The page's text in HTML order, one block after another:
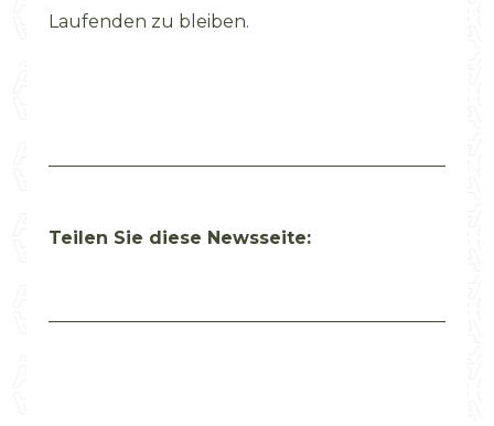
Laufenden zu bleiben.
Teilen Sie diese Newsseite: